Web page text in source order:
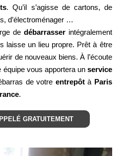
. Qu’il s’agisse de cartons, de
d’électroménager …
de débarrasserintégralement
laisse un lieu propre. Prêt à être
de nouveaux biens. À l’écoute
vous apportera un service
de votre entrepôtà Paris
.
GRATUITEMENT